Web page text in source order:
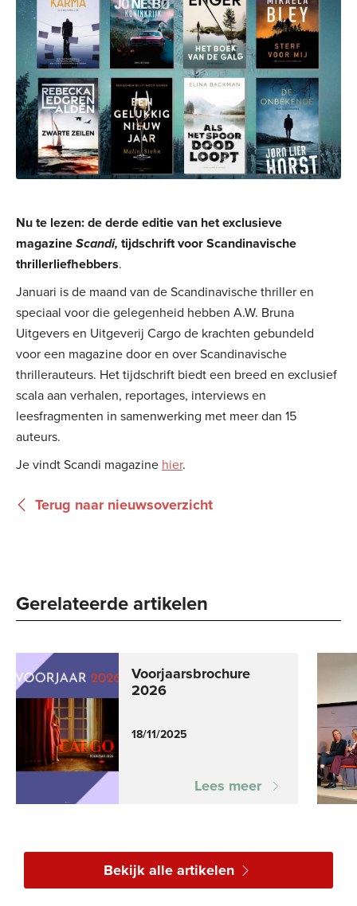
Nu te lezen: de derde editie van het exclusieve
magazineScandi, tijdschrift voor Scandinavische
thrillerliefhebbers.
Januari is de maand van de Scandinavische thriller en
speciaal voor die gelegenheid hebben A.W. Bruna
Uitgevers en Uitgeverij Cargo de krachten gebundeld
voor een magazine door en over Scandinavische
thrillerauteurs. Het tijdschrift biedt een breed en exclusief
scala aan verhalen, reportages, interviews en
leesfragmenten in samenwerking met meer dan 15
auteurs.
Je vindt Scandi magazine hier.
Terug naar nieuwsoverzicht
Gerelateerde artikelen
18/11/2025
Voorjaarsbrochure
2026
Lees meer
Bekijk alle artikelen